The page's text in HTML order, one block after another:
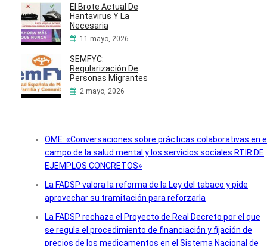
El Brote Actual De
Hantavirus Y La
Necesaria
11 mayo, 2026
SEMFYC:
Regularización De
Personas Migrantes
2 mayo, 2026
OME: «Conversaciones sobre prácticas colaborativas en
campo de la salud mental y los servicios sociales RTIR DE
EJEMPLOS CONCRETOS»
La FADSP valora la reforma de la Ley del tabaco y pide
aprovechar su tramitación para reforzarla
La FADSP rechaza el Proyecto de Real Decreto por el que
se regula el procedimiento de financiación y fijación de
precios de los medicamentos en el Sistema Nacional de